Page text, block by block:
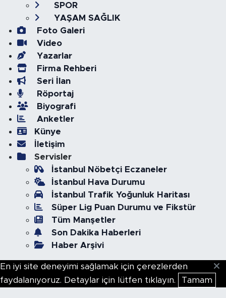
SPOR
YAŞAM SAĞLIK
Foto Galeri
Video
Yazarlar
Firma Rehberi
Seri İlan
Röportaj
Biyografi
Anketler
Künye
İletişim
Servisler
İstanbul Nöbetçi Eczaneler
İstanbul Hava Durumu
İstanbul Trafik Yoğunluk Haritası
Süper Lig Puan Durumu ve Fikstür
Tüm Manşetler
Son Dakika Haberleri
Haber Arşivi
En iyi site deneyimi sağlamak için çerezlerden
faydalanıyoruz. Detaylar için lütfen tıklayın.
Tamam